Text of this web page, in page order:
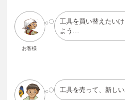
お客様
工具を買い替えたい
よう…
工具を売って、新し